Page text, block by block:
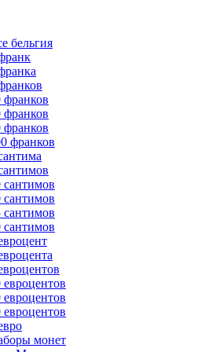
бельгия
франков
франков
франков
франков
сантимов
сантимов
сантимов
сантимов
евроцентов
евроцентов
евроцентов
монет